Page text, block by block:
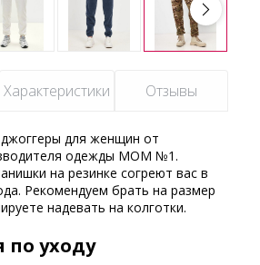
Характеристики Отзывы
для женщин от
одежды MOM №1.
на резинке согреют вас в
Рекомендуем брать на размер
надевать на колготки.
по уходу